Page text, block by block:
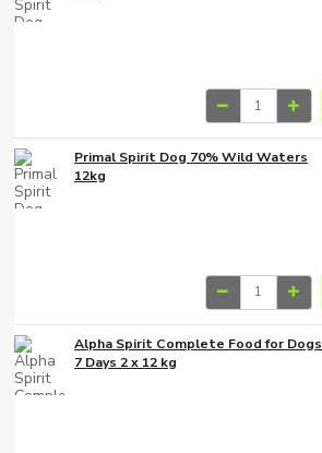
Primal Spirit Dog 70% Wild Waters
12kg
Alpha Spirit Complete Food for Dogs
7 Days 2 x 12 kg